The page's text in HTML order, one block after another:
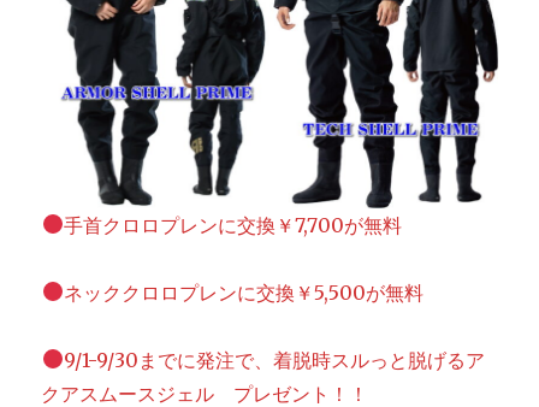
手首クロロプレンに交換￥7,700が無料
ネッククロロプレンに交換￥5,500が無料
9/1-9/30までに発注で、着脱時スルっと脱げるア
クアスムースジェル プレゼント！！